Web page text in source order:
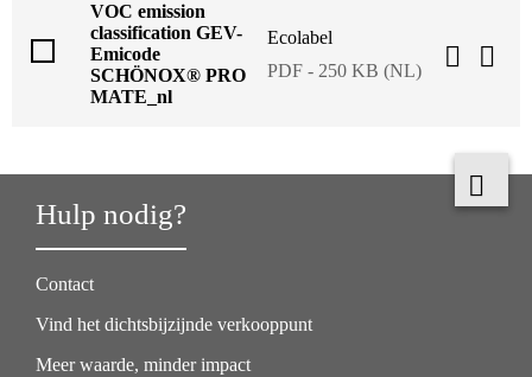
VOC emission
classification GEV-
Emicode
SCHÖNOX® PRO
MATE_nl
Ecolabel
PDF - 250 KB (NL)
Hulp nodig?
Contact
Vind het dichtsbijzijnde verkooppunt
Meer waarde, minder impact